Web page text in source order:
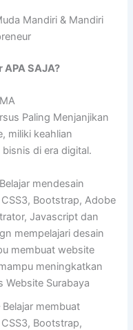
Mandiri & Mandiri
APA SAJA?
Paling Menjanjikan
miliki keahlian
di era digital.
mendesain
Bootstrap, Adobe
Javascript dan
mempelajari desain
membuat website
meningkatkan
Website Surabaya
Belajar membuat
Bootstrap,